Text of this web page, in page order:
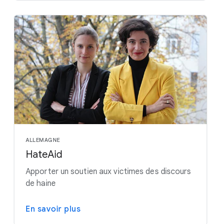
ALLEMAGNE
HateAid
Apporter un soutien aux victimes des discours
de haine
En savoir plus